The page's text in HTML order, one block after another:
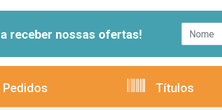
receber nossas ofertas!
Pedidos Títulos